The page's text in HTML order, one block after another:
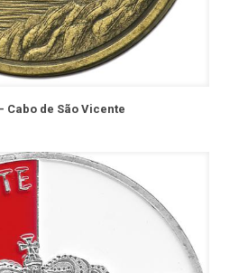
Cabo de São Vicente